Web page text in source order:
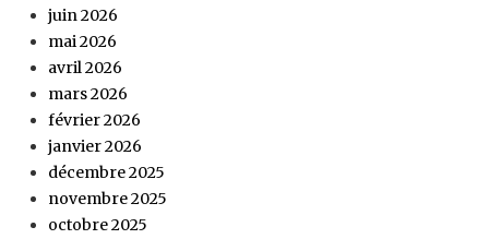
juin 2026
mai 2026
avril 2026
mars 2026
février 2026
janvier 2026
décembre 2025
novembre 2025
octobre 2025